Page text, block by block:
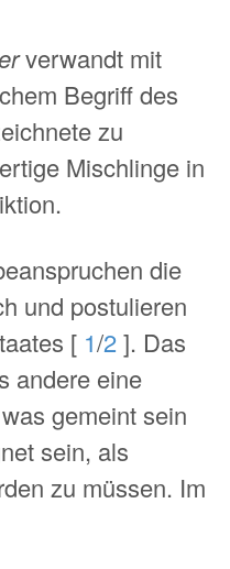
verwandt mit
Begriff des
zu
Mischlinge in
die
und postulieren
[ 1/2]. Das
andere eine
gemeint sein
sein, als
zu müssen. Im